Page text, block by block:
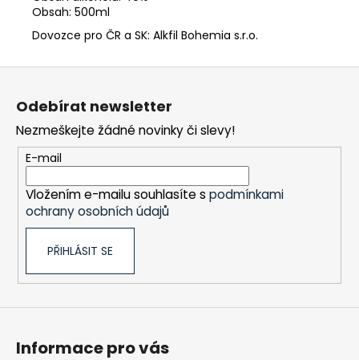
Obsah: 500ml
Dovozce pro ČR a SK: Alkfil Bohemia s.r.o.
Z
Odebírat newsletter
Nezmeškejte žádné novinky či slevy!
E-mail
Vložením e-mailu souhlasíte s podmínkami
ochrany osobních údajů
PŘIHLÁSIT SE
Informace pro vás